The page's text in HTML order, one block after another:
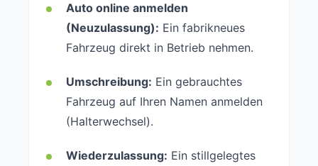
Auto online anmelden
(Neuzulassung): Ein fabrikneues
Fahrzeug direkt in Betrieb nehmen.
Umschreibung: Ein gebrauchtes
Fahrzeug auf Ihren Namen anmelden
(Halterwechsel).
Wiederzulassung: Ein stillgelegtes